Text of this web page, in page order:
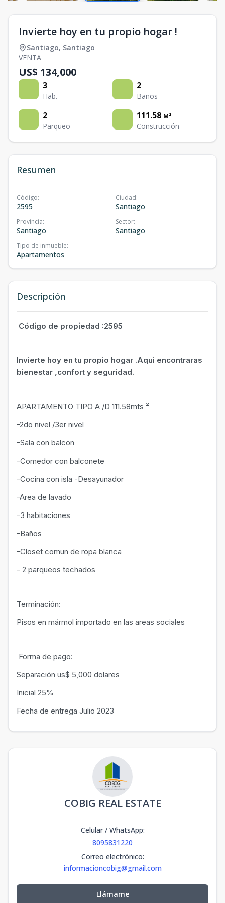
Invierte hoy en tu propio hogar !
Santiago, Santiago
VENTA
US$ 134,000
3
Hab.
2
Baños
2
Parqueo
111.58 M²
Construcción
Resumen
Código:
2595
Ciudad:
Santiago
Provincia:
Santiago
Sector:
Santiago
Tipo de inmueble:
Apartamentos
Descripción
Código de propiedad :2595
Invierte hoy en tu propio hogar .Aqui encontraras
bienestar ,confort y seguridad.
APARTAMENTO TIPO A /D 111.58mts ²
-2do nivel /3er nivel
-Sala con balcon
-Comedor con balconete
-Cocina con isla -Desayunador
-Area de lavado
-3 habitaciones
-Baños
-Closet comun de ropa blanca
- 2 parqueos techados
Terminación:
Pisos en mármol importado en las areas sociales
Forma de pago:
Separación us$ 5,000 dolares
Inicial 25%
Fecha de entrega Julio 2023
COBIG REAL ESTATE
Celular / WhatsApp:
8095831220
Correo electrónico:
informacioncobig@gmail.com
Llámame